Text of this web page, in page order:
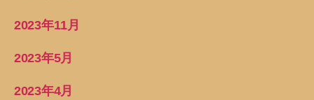
2023年11月
2023年5月
2023年4月